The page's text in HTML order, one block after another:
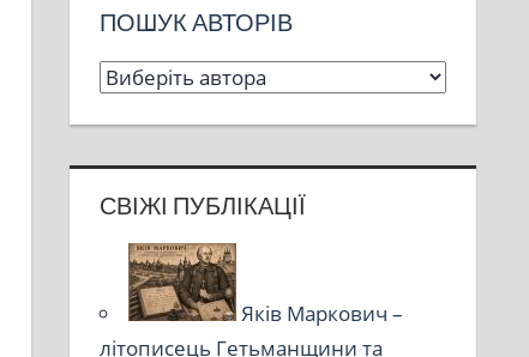
ПОШУК АВТОРІВ
СВІЖІ ПУБЛІКАЦІЇ
Яків Маркович –
літописець Гетьманщини та